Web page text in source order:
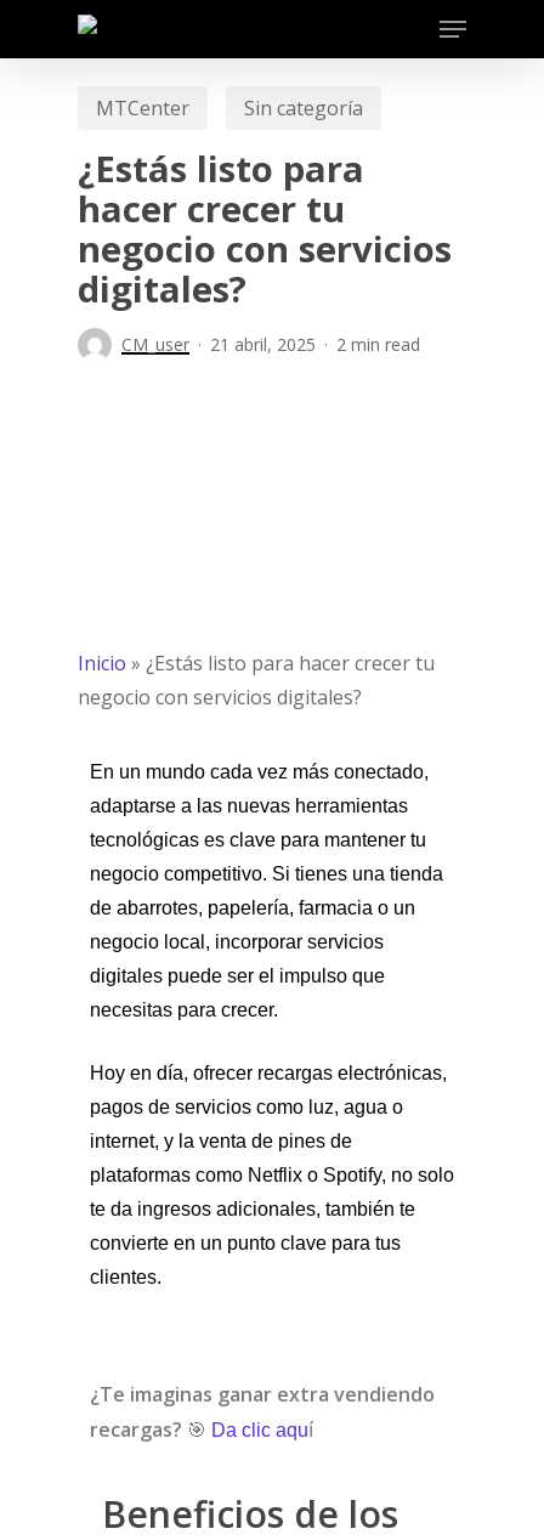
MTCenter Sin categoría
¿Estás listo para
hacer crecer tu
negocio con servicios
digitales?
CM_user 21 abril, 2025 2 min read
Inicio » ¿Estás listo para hacer crecer tu
negocio con servicios digitales?
En un mundo cada vez más conectado,
adaptarse a las nuevas herramientas
tecnológicas es clave para mantener tu
negocio competitivo. Si tienes una tienda
de abarrotes, papelería, farmacia o un
negocio local, incorporar servicios
digitales puede ser el impulso que
necesitas para crecer.
Hoy en día, ofrecer recargas electrónicas,
pagos de servicios como luz, agua o
internet, y la venta de pines de
plataformas como Netflix o Spotify, no solo
te da ingresos adicionales, también te
convierte en un punto clave para tus
clientes.
¿Te imaginas ganar extra vendiendo
recargas? 🎯 Da clic aquí
Beneficios de los